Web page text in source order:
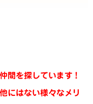
間を探しています！
にはない様々なメリ